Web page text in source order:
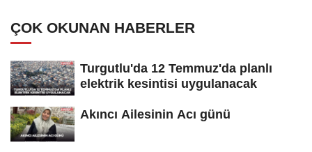
ÇOK OKUNAN HABERLER
Turgutlu'da 12 Temmuz'da planlı
elektrik kesintisi uygulanacak
Akıncı Ailesinin Acı günü